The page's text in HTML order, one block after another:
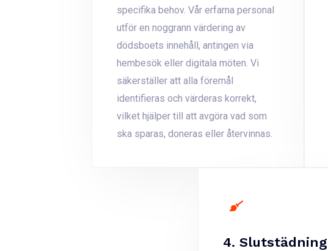
specifika behov. Vår erfarna personal
utför en noggrann värdering av
dödsboets innehåll, antingen via
hembesök eller digitala möten. Vi
säkerställer att alla föremål
identifieras och värderas korrekt,
vilket hjälper till att avgöra vad som
ska sparas, doneras eller återvinnas.
4. Slutstädning